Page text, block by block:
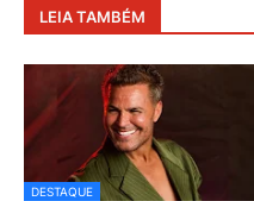
LEIA TAMBÉM
DESTAQUE